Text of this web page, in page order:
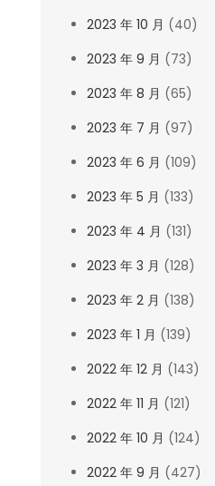
2023 年 10 月 (40)
2023 年 9 月 (73)
2023 年 8 月 (65)
2023 年 7 月 (97)
2023 年 6 月 (109)
2023 年 5 月 (133)
2023 年 4 月 (131)
2023 年 3 月 (128)
2023 年 2 月 (138)
2023 年 1 月 (139)
2022 年 12 月 (143)
2022 年 11 月 (121)
2022 年 10 月 (124)
2022 年 9 月 (427)